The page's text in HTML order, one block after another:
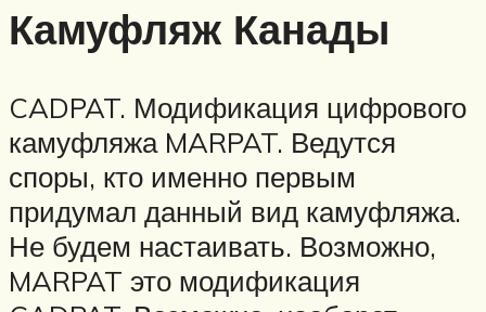
Камуфляж Канады
CADPAT. Модификация цифрового
камуфляжа MARPAT. Ведутся
споры, кто именно первым
придумал данный вид камуфляжа.
Не будем настаивать. Возможно,
MARPAT это модификация